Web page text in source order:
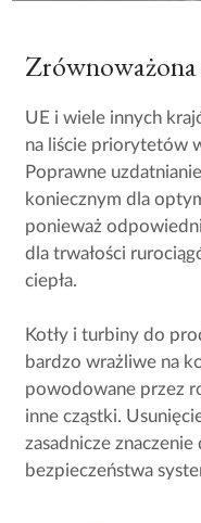
Zrównoważona
UE i wiele innych
na liście priorytetów
Poprawne
koniecznym dla
ponieważ
dla trwałości
ciepła.
Kotły i turbiny do
bardzo wrażliwe na
powodowane przez
inne cząstki.
zasadnicze
bezpieczeństwa